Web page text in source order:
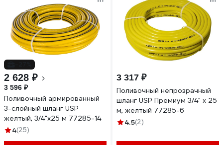
2 628 ₽
3 596 ₽
Поливочный армированный
3-слойный шланг USP
желтый, 3/4"x25 м 77285-14
4(25)
3 317 ₽
Поливочный непрозрачный
шланг USP Премиум 3/4" х 25
м, желтый 77285-6
4.5(2)